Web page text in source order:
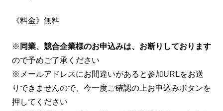
《料金》無料
※ 同業、競合企業様のお申込みは、お断りしております
ので予めご了承ください
※メールアドレスにお間違いがあると参加URLをお送
りできませんので、今一度ご確認の上お申込みボタンを
押してください